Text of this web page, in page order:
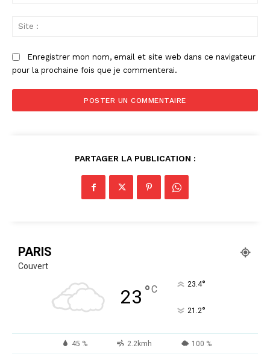
Enregistrer mon nom, email et site web dans ce navigateur
pour la prochaine fois que je commenterai.
PARTAGER LA PUBLICATION :
PARIS
Couvert
23 °C 23.4°
21.2°
45 % 2.2kmh 100 %